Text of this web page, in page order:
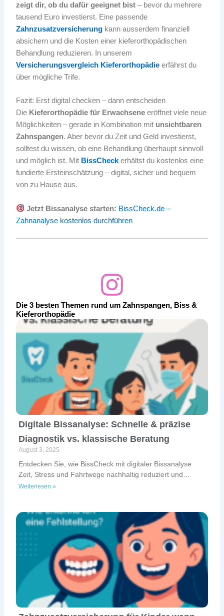
zeigt dir, ob du dafür geeignet bist – bevor du mehrere
tausend Euro investierst. Eine passende
Zahnzusatzversicherung kann ausserdem finanziell
absichern und die Kosten einer kieferorthopädischen
Behandlung reduzieren. In unserem
Versicherungsvergleich Kieferorthopädie erfährst du
über mögliche Trife.
Fazit: Erst digital checken – dann entscheiden
Die Kieferorthopädie für Erwachsene eröffnet viele neue
Möglichkeiten – gerade in Kombination mit unsichtbaren
Zahnspangen. Aber bevor du Zeit und Geld investierst,
solltest du wissen, ob eine Behandlung überhaupt sinnvoll
und möglich ist. Mit BissCheckerhältst du kostenlos eine
fundierte Ersteinschätzung – digital, sicher und bequem
von zu Hause aus.
Jetzt Bissanalyse starten: BissCheck.de –
Zahnanalyse kostenlos durchführen
Die 3 besten Themen rund um Zahnspangen, Biss &
Kieferorthopädie
Digitale Bissanalyse: Schnelle & präzise
Diagnostik vs. klassische Beratung
August 3, 2025
Entdecken Sie, wie BissCheck mit digitaler Bissanalyse
Zeit, Stress und Fahrtwege nachhaltig reduziert und
kosten einspart.
Weiterlesen »
P
g
e
P P P P
e